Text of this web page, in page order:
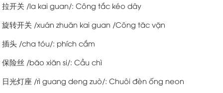
拉开关 /la kai guan/: Công tắc kéo dây
旋转开关 /xuán zhuăn kai guan /Công tăc vặn
插头 /cha tóu/: phích cắm
保险丝 /băo xiăn si/: Cầu chì
日光灯座 /rì guang deng zuò/: Chuôi đèn ống neon